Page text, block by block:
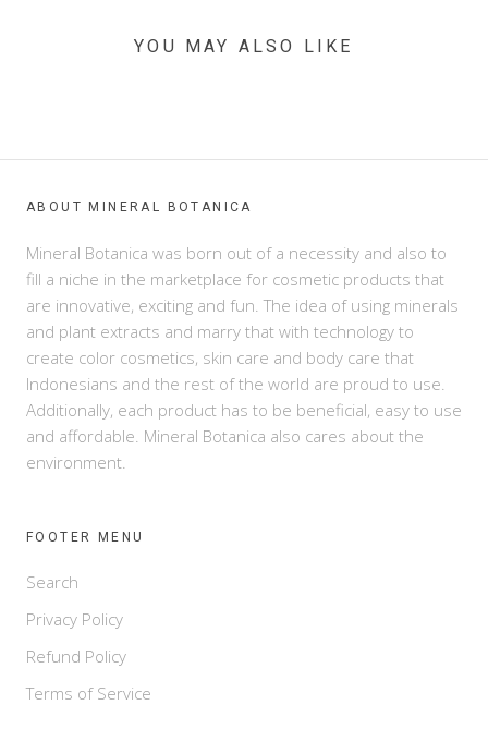
YOU MAY ALSO LIKE
ABOUT MINERAL BOTANICA
Mineral Botanica was born out of a necessity and also to
fill a niche in the marketplace for cosmetic products that
are innovative, exciting and fun. The idea of using minerals
and plant extracts and marry that with technology to
create color cosmetics, skin care and body care that
Indonesians and the rest of the world are proud to use.
Additionally, each product has to be beneficial, easy to use
and affordable. Mineral Botanica also cares about the
environment.
FOOTER MENU
Search
Privacy Policy
Refund Policy
Terms of Service